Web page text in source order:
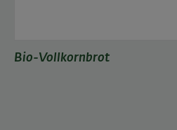
Bio-Vollkornbrot